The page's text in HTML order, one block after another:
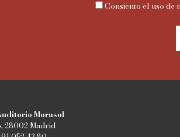
Consiento el uso de
Morasol
28002 Madrid